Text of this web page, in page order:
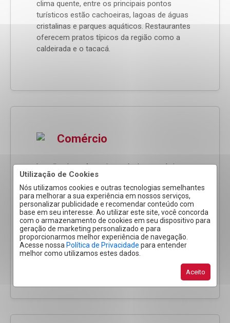
Utilização de Cookies
Nós utilizamos cookies e outras tecnologias semelhantes
para melhorar a sua experiência em nossos serviços,
personalizar publicidade e recomendar conteúdo com
base em seu interesse. Ao utilizar este site, você concorda
com o armazenamento de cookies em seu dispositivo para
geração de marketing personalizado e para
proporcionarmos melhor experiência de navegação.
Acesse nossa Política de Privacidade para entender
melhor como utilizamos estes dados.
Aceito
clima quente, entre os principais pontos
turísticos estão cachoeiras, lagoas de águas
cristalinas e parques aquáticos. Restaurantes
oferecem pratos típicos da região como a
caldeirada e o tacacá.
Comércio
Localizada na fronteira agrícola amazônica,
Cacoal tem sua economia baseada na
agropecuária, indústria e serviços. Entre os
setores que mais se destacam estão
alimentício, autopeças e concessionárias,
confecções e materiais de construção. É um
polo regional nas áreas de saúde e educação,
o que se traduz em incremento em outras
áreas como o comércio.